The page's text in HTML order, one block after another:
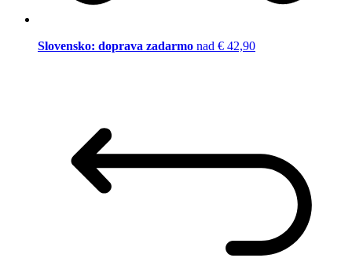
Slovensko: doprava zadarmo nad € 42,90